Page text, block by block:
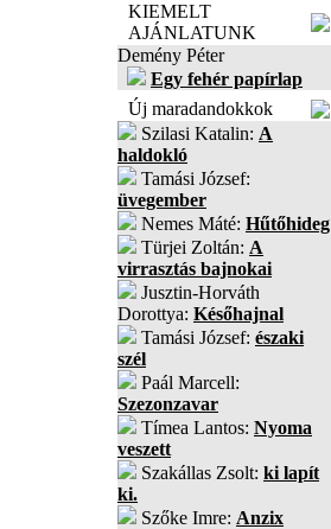
KIEMELT
AJÁNLATUNK
Demény Péter
Egy fehér papírlap
Új maradandokkok
Szilasi Katalin: A
haldokló
Tamási József:
üvegember
Nemes Máté: Hűtőhideg
Türjei Zoltán: A
virrasztás bajnokai
Jusztin-Horváth
Dorottya: Későhajnal
Tamási József: északi
szél
Paál Marcell:
Szezonzavar
Tímea Lantos: Nyoma
veszett
Szakállas Zsolt: ki lapít
ki.
Szőke Imre: Anzix